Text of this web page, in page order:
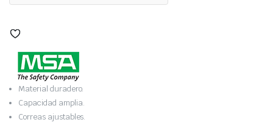
Material duradero.
Capacidad amplia.
Correas ajustables.